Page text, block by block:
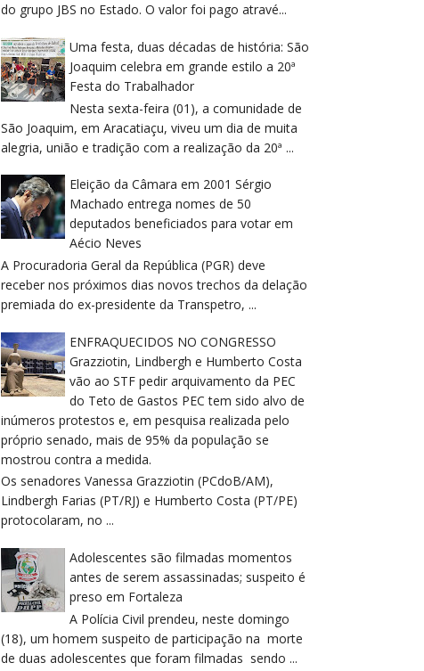
do grupo JBS no Estado. O valor foi pago atravé...
Uma festa, duas décadas de história: São
Joaquim celebra em grande estilo a 20ª
Festa do Trabalhador
Nesta sexta-feira (01), a comunidade de
São Joaquim, em Aracatiaçu, viveu um dia de muita
alegria, união e tradição com a realização da 20ª ...
Eleição da Câmara em 2001 Sérgio
Machado entrega nomes de 50
deputados beneficiados para votar em
Aécio Neves
A Procuradoria Geral da República (PGR) deve
receber nos próximos dias novos trechos da delação
premiada do ex-presidente da Transpetro, ...
ENFRAQUECIDOS NO CONGRESSO
Grazziotin, Lindbergh e Humberto Costa
vão ao STF pedir arquivamento da PEC
do Teto de Gastos PEC tem sido alvo de
inúmeros protestos e, em pesquisa realizada pelo
próprio senado, mais de 95% da população se
mostrou contra a medida.
Os senadores Vanessa Grazziotin (PCdoB/AM),
Lindbergh Farias (PT/RJ) e Humberto Costa (PT/PE)
protocolaram, no ...
Adolescentes são filmadas momentos
antes de serem assassinadas; suspeito é
preso em Fortaleza
A Polícia Civil prendeu, neste domingo
(18), um homem suspeito de participação na morte
de duas adolescentes que foram filmadas sendo ...